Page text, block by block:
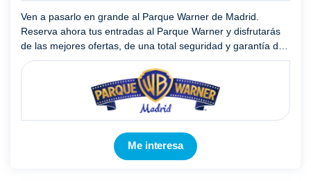
Ven a pasarlo en grande al Parque Warner de Madrid.
Reserva ahora tus entradas al Parque Warner y disfrutarás
de las mejores ofertas, de una total seguridad y garantía de
compra y además ¡olvídate de hacer cola en las taquillas!
Me interesa